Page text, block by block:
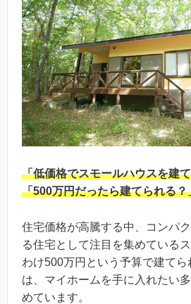
「低価格でスモールハウスを建
「500万円だったら建てられる？
住宅価格が高騰する中、コンパ
る住宅として注目を集めている
わけ500万円という予算で建てら
は、マイホームを手に入れたい
めています。